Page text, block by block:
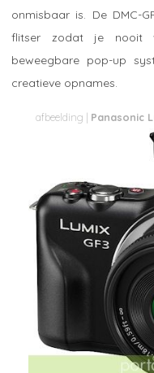
onmisbaar is. De DMC-
flitser zodat je nooit
beweegbare pop-up
creatieve opnames.
Panasonic